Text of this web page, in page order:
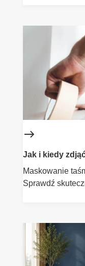
Jak i kiedy
Maskowanie
Sprawdź